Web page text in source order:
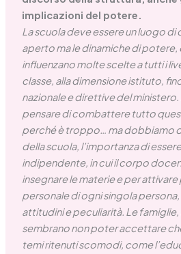
implicazioni del potere.
La scuola deve essere un luogo
aperto ma le dinamiche di potere,
influenzano molte scelte a tutti i
classe, alla dimensione istituto,
nazionale e direttive del
pensare di combattere tutto
perché è troppo… ma dobbiamo
della scuola, l’importanza di
indipendente, in cui il corpo
insegnare le materie e per
personale di ogni singola
attitudini e peculiarità. Le
sembrano non poter accettare
temi ritenuti scomodi, come